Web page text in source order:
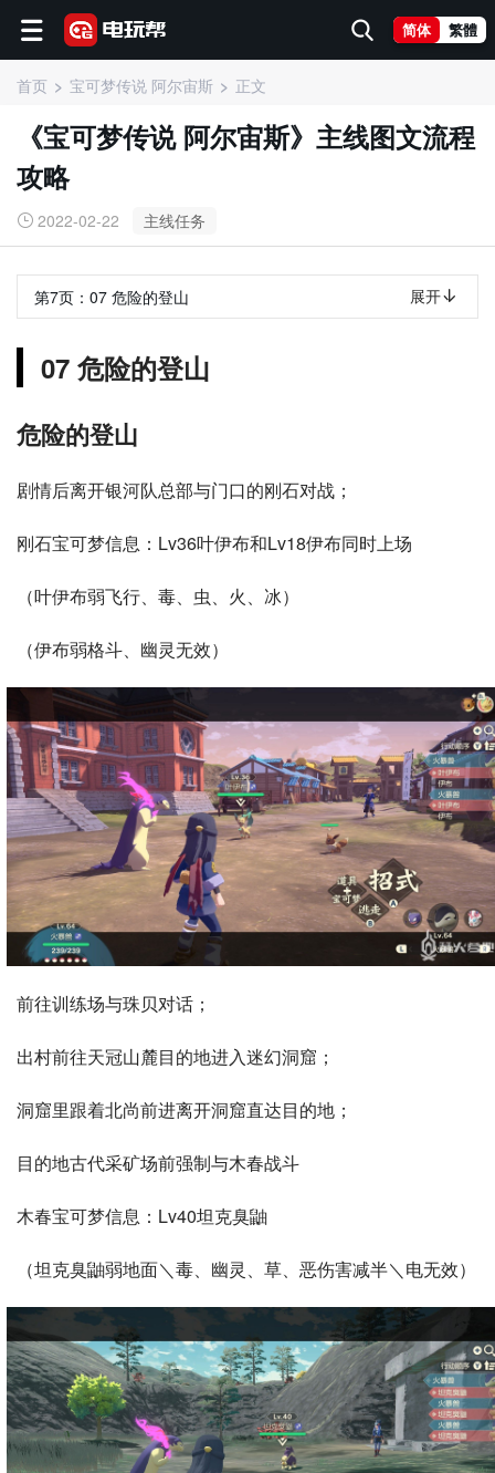
简体 繁體
首页 宝可梦传说 阿尔宙斯 正文
《宝可梦传说 阿尔宙斯》主线图文流程
攻略
2022-02-22 主线任务
第7页： 07 危险的登山 展开
07 危险的登山
危险的登山
剧情后离开银河队总部与门口的刚石对战；
刚石宝可梦信息：Lv36叶伊布和Lv18伊布同时上场
（叶伊布弱飞行、毒、虫、火、冰）
（伊布弱格斗、幽灵无效）
前往训练场与珠贝对话；
出村前往天冠山麓目的地进入迷幻洞窟；
洞窟里跟着北尚前进离开洞窟直达目的地；
目的地古代采矿场前强制与木春战斗
木春宝可梦信息：Lv40坦克臭鼬
（坦克臭鼬弱地面＼毒、幽灵、草、恶伤害减半＼电无效）